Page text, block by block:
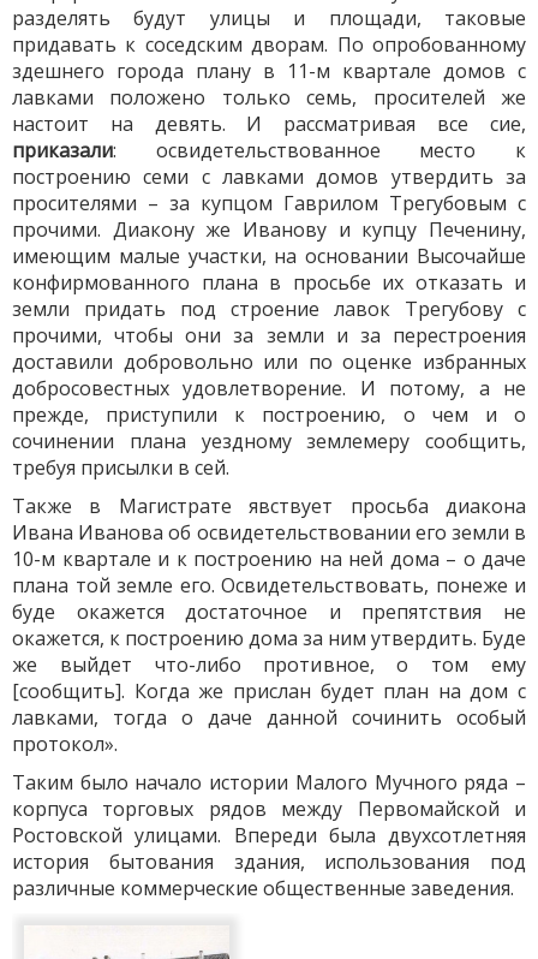
разделять будут улицы и площади, таковые
придавать к соседским дворам. По опробованному
здешнего города плану в 11-м квартале домов с
лавками положено только семь, просителей же
настоит на девять. И рассматривая все сие,
приказали: освидетельствованное место к
построению семи с лавками домов утвердить за
просителями – за купцом Гаврилом Трегубовым с
прочими. Диакону же Иванову и купцу Печенину,
имеющим малые участки, на основании Высочайше
конфирмованного плана в просьбе их отказать и
земли придать под строение лавок Трегубову с
прочими, чтобы они за земли и за перестроения
доставили добровольно или по оценке избранных
добросовестных удовлетворение. И потому, а не
прежде, приступили к построению, о чем и о
сочинении плана уездному землемеру сообщить,
требуя присылки в сей.
Также в Магистрате явствует просьба диакона
Ивана Иванова об освидетельствовании его земли в
10-м квартале и к построению на ней дома – о даче
плана той земле его. Освидетельствовать, понеже и
буде окажется достаточное и препятствия не
окажется, к построению дома за ним утвердить. Буде
же выйдет что-либо противное, о том ему
[сообщить]. Когда же прислан будет план на дом с
лавками, тогда о даче данной сочинить особый
протокол».
Таким было начало истории Малого Мучного ряда –
корпуса торговых рядов между Первомайской и
Ростовской улицами. Впереди была двухсотлетняя
история бытования здания, использования под
различные коммерческие общественные заведения.